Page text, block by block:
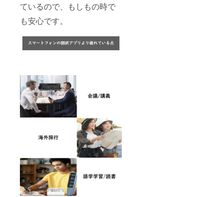
ているので、もしもの時で
も安心です。